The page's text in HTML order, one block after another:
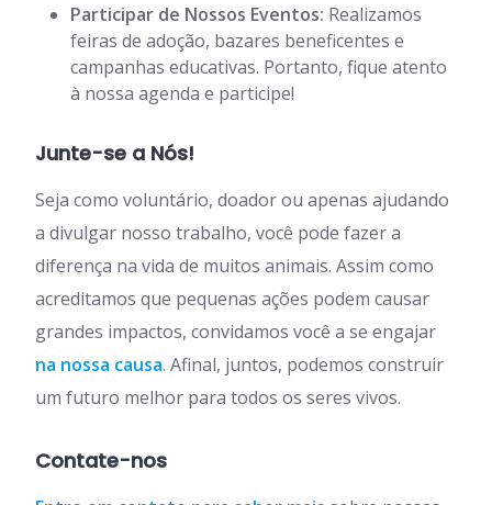
Participar de Nossos Eventos: Realizamos
feiras de adoção, bazares beneficentes e
campanhas educativas. Portanto, fique atento
à nossa agenda e participe!
Junte-se a Nós!
Seja como voluntário, doador ou apenas ajudando
a divulgar nosso trabalho, você pode fazer a
diferença na vida de muitos animais. Assim como
acreditamos que pequenas ações podem causar
grandes impactos, convidamos você a se engajar
na nossa causa. Afinal, juntos, podemos construir
um futuro melhor para todos os seres vivos.
Contate-nos